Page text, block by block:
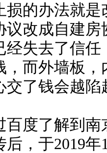
损的办法就
议改成自建
经失去了信
，而外墙板
交了钱会越陷
了解到南
，于2019